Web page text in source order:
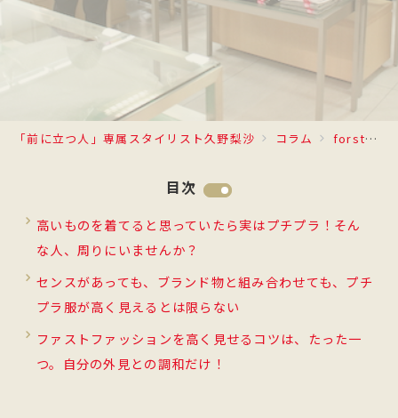
「前に立つ人」専属スタイリスト久野梨沙 コラム forstyle
目次
高いものを着てると思っていたら実はプチプラ！そん
な人、周りにいませんか？
センスがあっても、ブランド物と組み合わせても、プチ
プラ服が高く見えるとは限らない
ファストファッションを高く見せるコツは、たった一
つ。自分の外見との調和だけ！